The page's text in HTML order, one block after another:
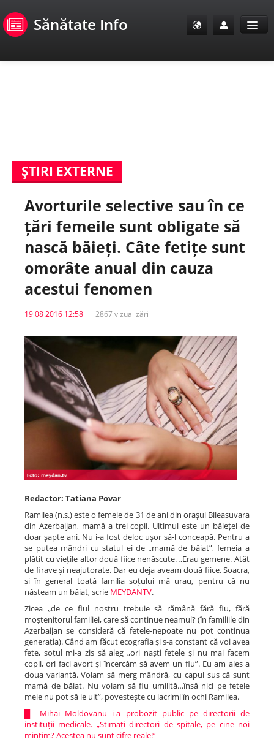
Sănătate Info
E-Sănătate Pacienți
E-Sănătate Medici
E-Sănătate Instituții
Tuberculoza Info
Centrul PAS
Școala E-Sănătate
SanoTeca
ŞTIRI EXTERNE
Avorturile selective sau în ce
țări femeile sunt obligate să
nască băieți. Câte fetițe sunt
omorâte anual din cauza
acestui fenomen
19 08 2016 12:58 2867 vizualizări
Redactor: Tatiana Povar
Ramilea (n.s.) este o femeie de 31 de ani din orașul Bileasuvara
din Azerbaijan, mamă a trei copii. Ultimul este un băiețel de
doar șapte ani. Nu i-a fost deloc ușor să-l conceapă. Pentru a
se putea mândri cu statul ei de „mamă de băiat”, femeia a
plătit cu viețile altor două fiice nenăscute. „Erau gemene. Atât
de firave și neajutorate. Dar eu deja aveam două fiice. Soacra,
și în general toată familia soțului mă urau, pentru că nu
nășteam un băiat, scrie MEYDANTV.
Zicea „de ce fiul nostru trebuie să rămână fără fiu, fără
moștenitorul familiei, care să continue neamul? (în familiile din
Azerbaijan se consideră că fetele-nepoate nu pot continua
generația). Când am făcut ecografia și s-a constant că voi avea
fete, soțul mi-a zis să aleg „ori naști fetele și nu mai facem
copii, ori faci avort și încercăm să avem un fiu”. Eu am ales a
doua variantă. Voiam să merg mândră, cu capul sus că sunt
mamă de băiat. Nu voiam să fiu umilită…însă nici pe fetele
mele nu pot să le uit”, povestește cu lacrimi în ochi Ramilea.
Mihai Moldovanu i-a probozit public pe directorii de
instituții medicale. „Stimați directori de spitale, pe cine noi
mințim? Acestea nu sunt cifre reale!”